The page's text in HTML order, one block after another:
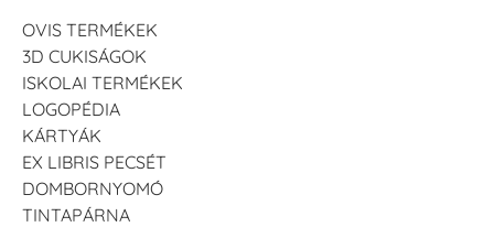
OVIS TERMÉKEK
3D CUKISÁGOK
ISKOLAI TERMÉKEK
LOGOPÉDIA
KÁRTYÁK
EX LIBRIS PECSÉT
DOMBORNYOMÓ
TINTAPÁRNA